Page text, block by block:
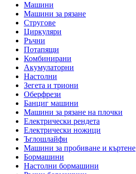
Машини
Машини за рязане
Стругове
Циркуляри
Ръчни
Потапящи
Комбинирани
Акумулаторни
Настолни
Зегета и триони
Оберфрези
Банциг машини
Машини за рязане на плочки
Електрически рендета
Електрически ножици
Ъглошлайфи
Машини за пробиване и къртене
Бормашини
Настолни бормашини